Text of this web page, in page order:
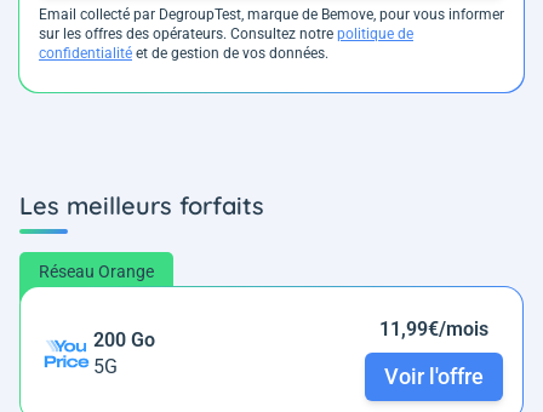
Email collecté par DegroupTest, marque de Bemove, pour vous informer
sur les offres des opérateurs. Consultez notre politique de
confidentialité et de gestion de vos données.
Les meilleurs forfaits
Réseau Orange
200 Go
5G
11,99€/mois
Voir l'offre